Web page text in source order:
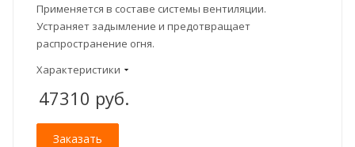
Применяется в составе системы вентиляции.
Устраняет задымление и предотвращает
распространение огня.
Характеристики
47310 руб.
Заказать